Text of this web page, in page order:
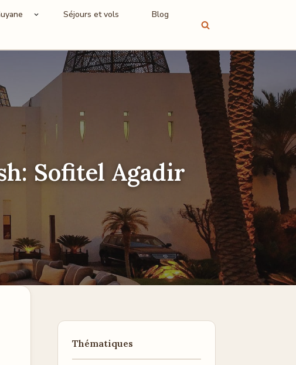
Séjours et vols
Blog
Sofitel Agadir
Thématiques